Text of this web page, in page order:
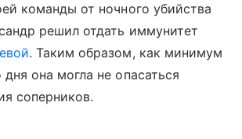
команды от ночного убийства
решил отдать иммунитет
. Таким образом, как минимум
она могла не опасаться
соперников.